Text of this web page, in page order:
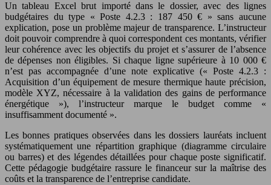
Un tableau Excel brut importé dans le dossier, avec des lignes
budgétaires du type « Poste 4.2.3 : 187 450 € » sans aucune
explication, pose un problème majeur de transparence. L’instructeur
doit pouvoir comprendre à quoi correspondent ces montants, vérifier
leur cohérence avec les objectifs du projet et s’assurer de l’absence
de dépenses non éligibles. Si chaque ligne supérieure à 10 000 €
n’est pas accompagnée d’une note explicative (« Poste 4.2.3 :
Acquisition d’un équipement de mesure thermique haute précision,
modèle XYZ, nécessaire à la validation des gains de performance
énergétique »), l’instructeur marque le budget comme «
insuffisamment documenté ».
Les bonnes pratiques observées dans les dossiers lauréats incluent
systématiquement une répartition graphique (diagramme circulaire
ou barres) et des légendes détaillées pour chaque poste significatif.
Cette pédagogie budgétaire rassure le financeur sur la maîtrise des
coûts et la transparence de l’entreprise candidate.